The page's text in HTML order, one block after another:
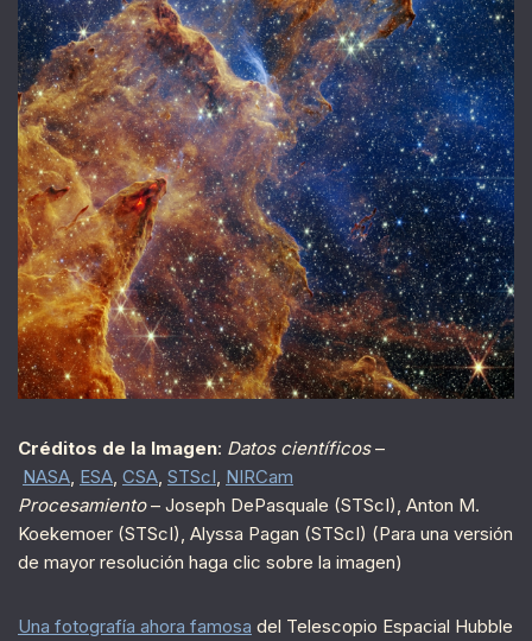
Créditos de la Imagen: Datos científicos–
NASA, ESA, CSA, STScI, NIRCam
Procesamiento– Joseph DePasquale (STScI), Anton M.
Koekemoer (STScI), Alyssa Pagan (STScI) (Para una versión
de mayor resolución haga clic sobre la imagen)
Una fotografía ahora famosa del Telescopio Espacial Hubble